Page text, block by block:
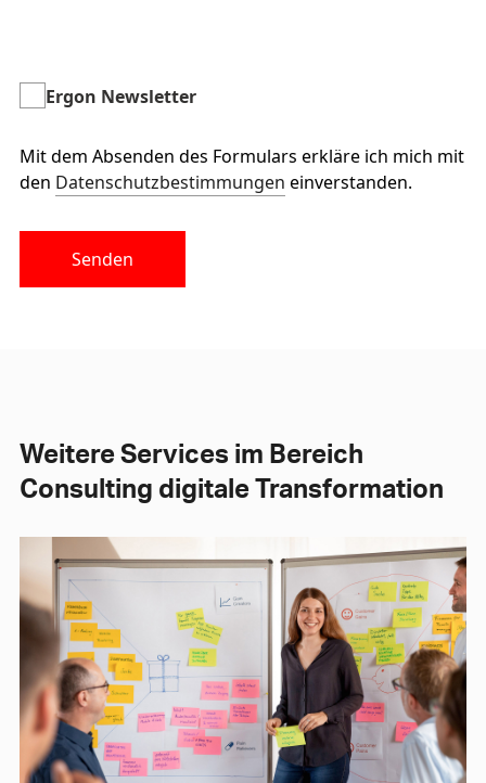
Ergon Newsletter
Mit dem Absenden des Formulars erkläre ich mich mit
den Datenschutzbestimmungen einverstanden.
Senden
Weitere Services im Bereich
Consulting digitale Transformation